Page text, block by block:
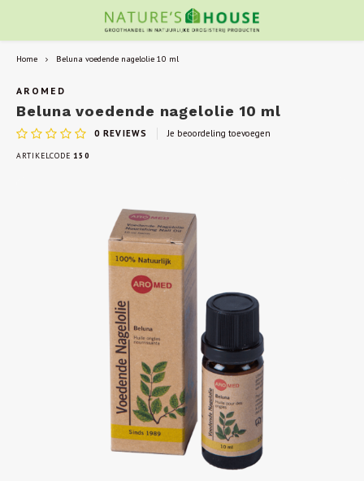
Home Beluna voedende nagelolie 10 ml
AROMED
Beluna voedende nagelolie 10 ml
0 REVIEWS Je beoordeling toevoegen
ARTIKELCODE 150